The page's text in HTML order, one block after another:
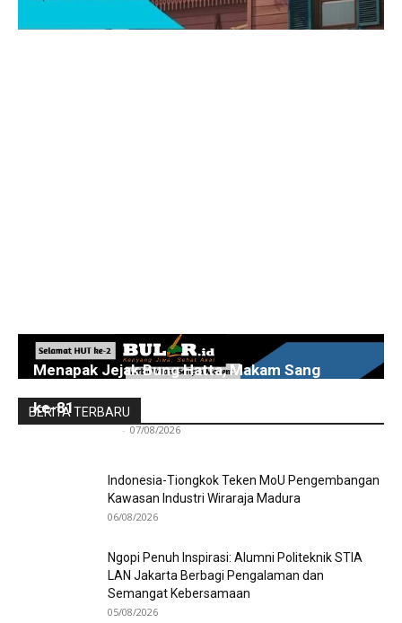
BERITA TERBARU
Menapak Jejak Bung Hatta, Makam Sang
ke-81
- 07/08/2026
Indonesia-Tiongkok Teken MoU Pengembangan
Kawasan Industri Wiraraja Madura
06/08/2026
Ngopi Penuh Inspirasi: Alumni Politeknik STIA
LAN Jakarta Berbagi Pengalaman dan
Semangat Kebersamaan
05/08/2026